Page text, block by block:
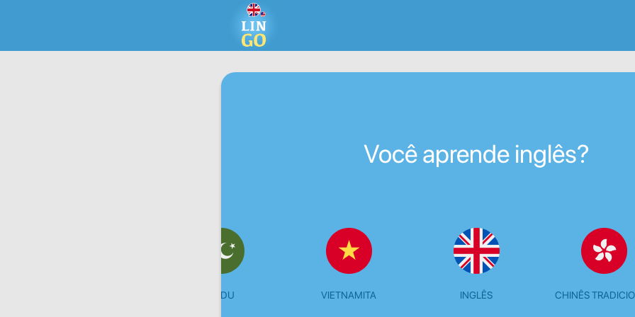
Você aprende inglês?
URDU VIETNAMITA INGLÊS CHINÊS